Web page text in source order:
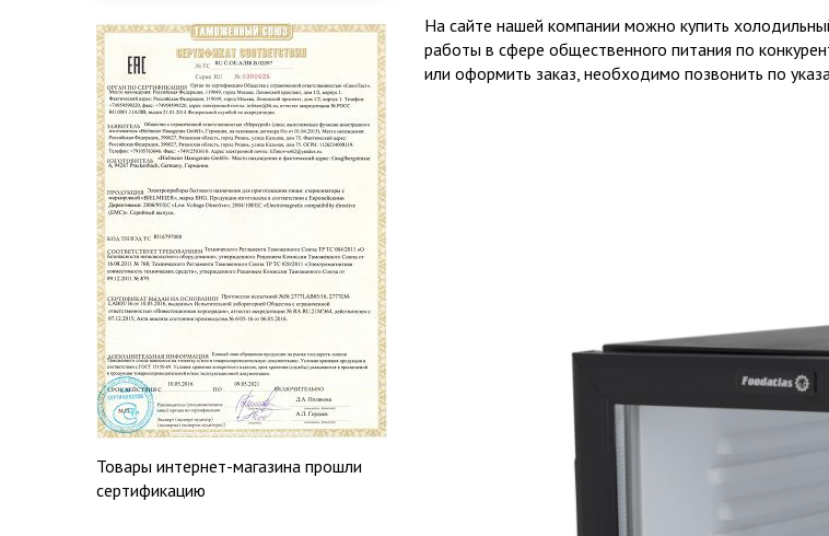
Товары интернет-магазина прошли
сертификацию
На сайте нашей компании можно купить
работы в сфере общественного питания по
или оформить заказ, необходимо позвонить по